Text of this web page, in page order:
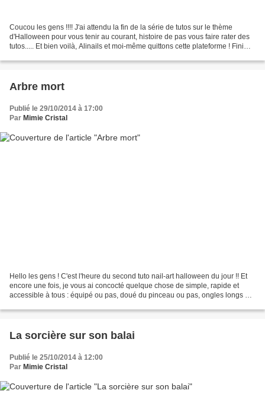
Coucou les gens !!!! J'ai attendu la fin de la série de tutos sur le thème
d'Halloween pour vous tenir au courant, histoire de pas vous faire rater des
tutos..... Et bien voilà, Alinails et moi-même quittons cette plateforme ! Fini
Arbre mort
Publié le 29/10/2014 à 17:00
Par Mimie Cristal
Hello les gens ! C'est l'heure du second tuto nail-art halloween du jour !! Et
encore une fois, je vous ai concocté quelque chose de simple, rapide et
accessible à tous : équipé ou pas, doué du pinceau ou pas, ongles longs ou
La sorcière sur son balai
Publié le 25/10/2014 à 12:00
Par Mimie Cristal